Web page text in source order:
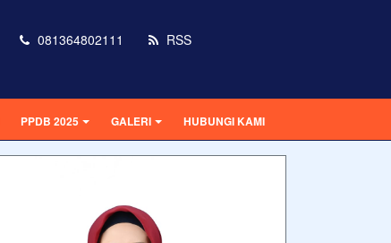
081364802111
RSS
PPDB 2025 GALERI HUBUNGI KAMI